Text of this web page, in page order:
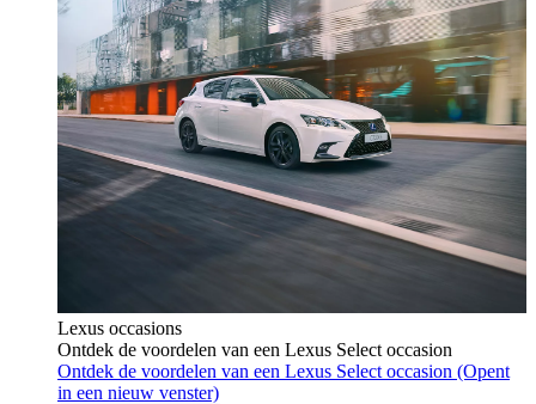
Lexus occasions
Ontdek de voordelen van een Lexus Select occasion
Ontdek de voordelen van een Lexus Select occasion (Opent
in een nieuw venster)